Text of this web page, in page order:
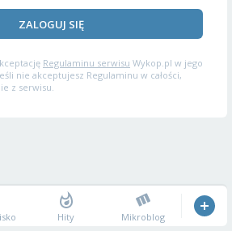
ZALOGUJ SIĘ
Regulaminu serwisu Wykop.pl w jego
nie akceptujesz Regulaminu w całości,
z serwisu.
Hity Mikroblog